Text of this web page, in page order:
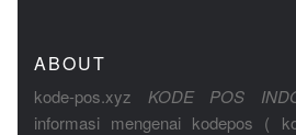
ABOUT
kode-pos.xyz KODE POS
informasi mengenai kodepos (